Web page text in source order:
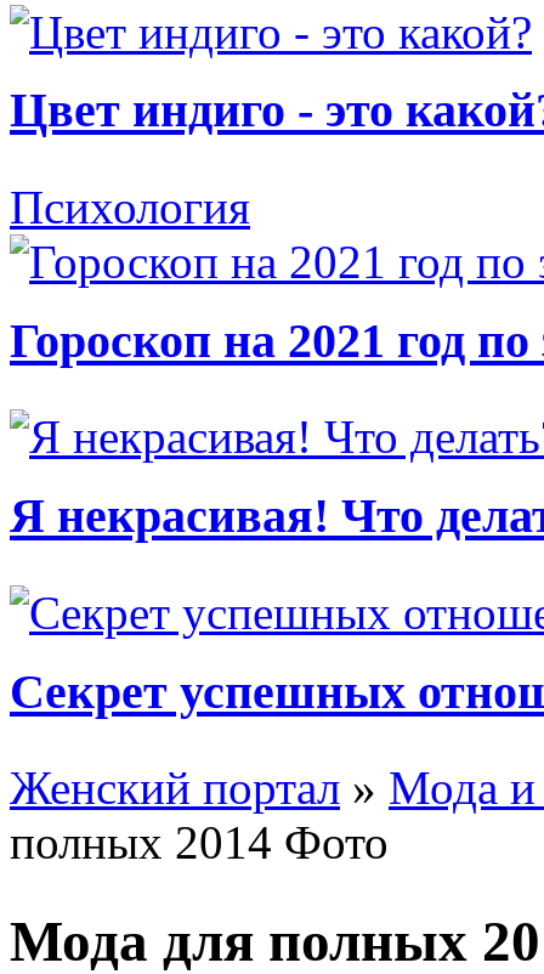
Цвет индиго - это
Психология
Гороскоп на 2021 год
Я некрасивая! Что
Секрет успешных
Женский портал » Мода и
полных 2014 Фото
Мода для полных